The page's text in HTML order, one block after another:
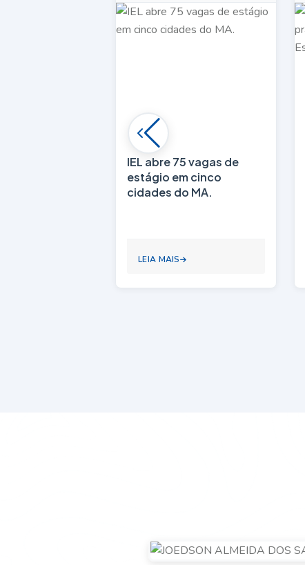
IEL abre 75 vagas de
estágio em cinco
cidades do MA.
LEIA MAIS